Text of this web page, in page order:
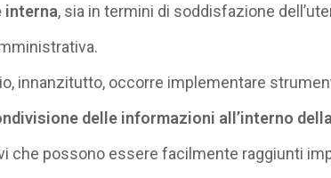
interna, sia in termini di soddisfazione
innanzitutto, occorre implementare
delle informazioni all’interno
che possono essere facilmente raggiunti